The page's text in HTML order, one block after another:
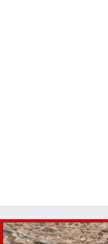
SAĞLIK